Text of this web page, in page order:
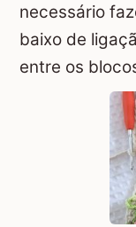
necessário
baixo de
entre os